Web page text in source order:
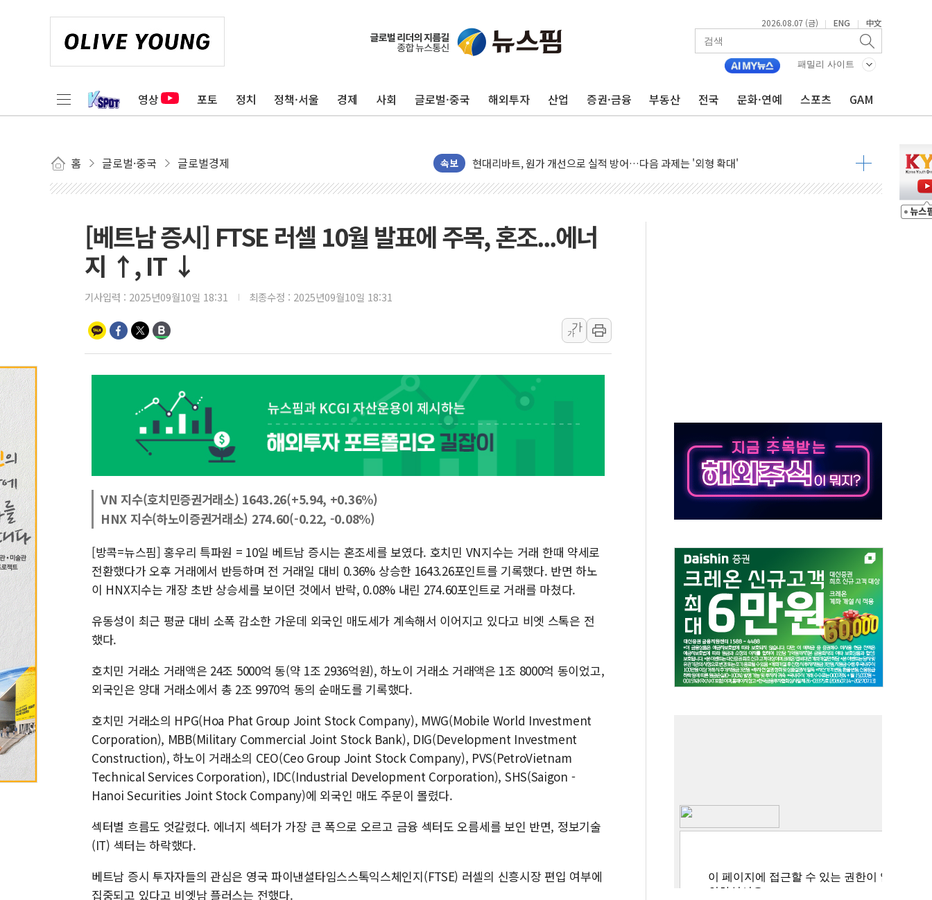
2026.08.07 (금) | ENG | 中文
패밀리 사이트
영상 포토 정치 정책·서울 경제 사회 글로벌·중국 해외투자 산업 증권·금융 부동산 전국 문화·연예 스포츠 GAM
홈 글로벌·중국 글로벌경제 속보
트럼프, '원정출산 시민권 차단' 행정명령 서명…출생시민권 제한 재시동
트럼프 "이란전 조만간 끝날 것"…군수품 부족설 일축 "막대한 무기 보유"
"세금 부담 덜자"…비거주 1주택자 귀환 조짐에 전월세시장 '긴장'
세금 부담 커진 고가 1주택자…맞교환·재매수·다운사이징 '저울질'
뉴욕증시, 유가·금리 부담에 하락…다우 5거래일 랠리 '마침표'
이란, 오만과 호르무즈 해협 재개방 합의 막바지.."美와 직접 협상 없어"
[오늘의 국회일정] 상임위·세미나·기자회견·주요 정당 - 8월 7일
이란, 美·이스라엘 선박 호르무즈 통항 제한 추진…美 "통행 막을 권한 없어"
리투아니아 국방 "러, 우크라 드론으로 나토 회원국 공격 검토… 거짓 깃발 작전"
뉴욕증시 개장 전 특징주...모더나·아이온큐·도어대시↑ VS 샌디스크·피그마·앱러빈↓
김정관 장관 "영업이익 N% 성과급 반대…상법·자본시장법 개정 논의"
뉴욕증시 프리뷰, 미 주가선물 AI주 차익실현 속 혼조세...웨스턴디지털·샌디스크↓
청와대, 북한 단거리 탄도미사일 발사에 긴급 안보 점검회의
[베트남 증시] FTSE 러셀 10월 발표에 주목, 혼조...에너
지 ↑, IT ↓
기사입력 : 2025년09월10일 18:31 최종수정 : 2025년09월10일 18:31
가
가
VN 지수(호치민증권거래소) 1643.26(+5.94, +0.36%)
HNX 지수(하노이증권거래소) 274.60(-0.22, -0.08%)
[방콕=뉴스핌] 홍우리 특파원 = 10일 베트남 증시는 혼조세를 보였다. 호치민 VN지수는 거래 한때 약세로
전환했다가 오후 거래에서 반등하며 전 거래일 대비 0.36% 상승한 1643.26포인트를 기록했다. 반면 하노
이 HNX지수는 개장 초반 상승세를 보이던 것에서 반락, 0.08% 내린 274.60포인트로 거래를 마쳤다.
유동성이 최근 평균 대비 소폭 감소한 가운데 외국인 매도세가 계속해서 이어지고 있다고 비엣 스톡은 전
했다.
호치민 거래소 거래액은 24조 5000억 동(약 1조 2936억원), 하노이 거래소 거래액은 1조 8000억 동이었고,
외국인은 양대 거래소에서 총 2조 9970억 동의 순매도를 기록했다.
호치민 거래소의 HPG(Hoa Phat Group Joint Stock Company), MWG(Mobile World Investment
Corporation), MBB(Military Commercial Joint Stock Bank), DIG(Development Investment
Construction), 하노이 거래소의 CEO(Ceo Group Joint Stock Company), PVS(PetroVietnam
Technical Services Corporation), IDC(Industrial Development Corporation), SHS(Saigon -
Hanoi Securities Joint Stock Company)에 외국인 매도 주문이 몰렸다.
섹터별 흐름도 엇갈렸다. 에너지 섹터가 가장 큰 폭으로 오르고 금융 섹터도 오름세를 보인 반면, 정보기술
(IT) 섹터는 하락했다.
베트남 증시 투자자들의 관심은 영국 파이낸셜타임스스톡익스체인지(FTSE) 러셀의 신흥시장 편입 여부에
집중되고 있다고 비엣남 플러스는 전했다.